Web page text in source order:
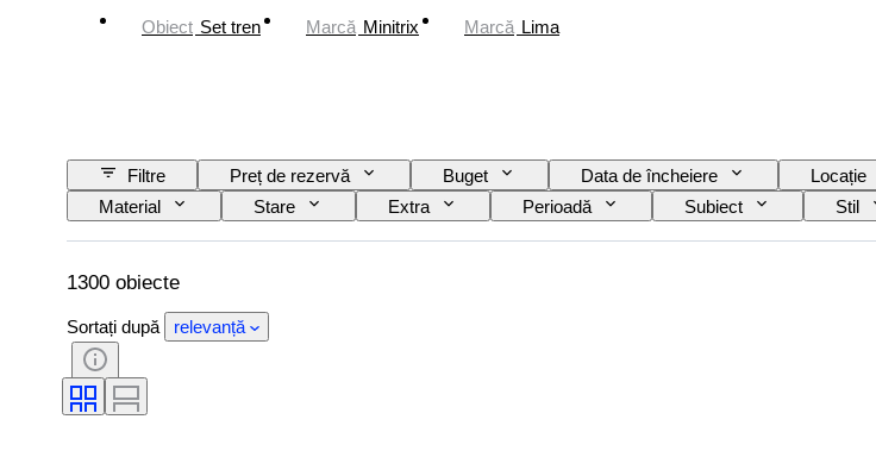
Obiect Set tren Marcă Minitrix Marcă Lima
Filtre Preț de rezervă Buget Data de încheiere Locație
Material
Stare Extra Perioadă Subiect Stil
Alimentare electrică
Compania de cale ferată Eră Original/ Replica
1300 obiecte
Sortați după relevanță